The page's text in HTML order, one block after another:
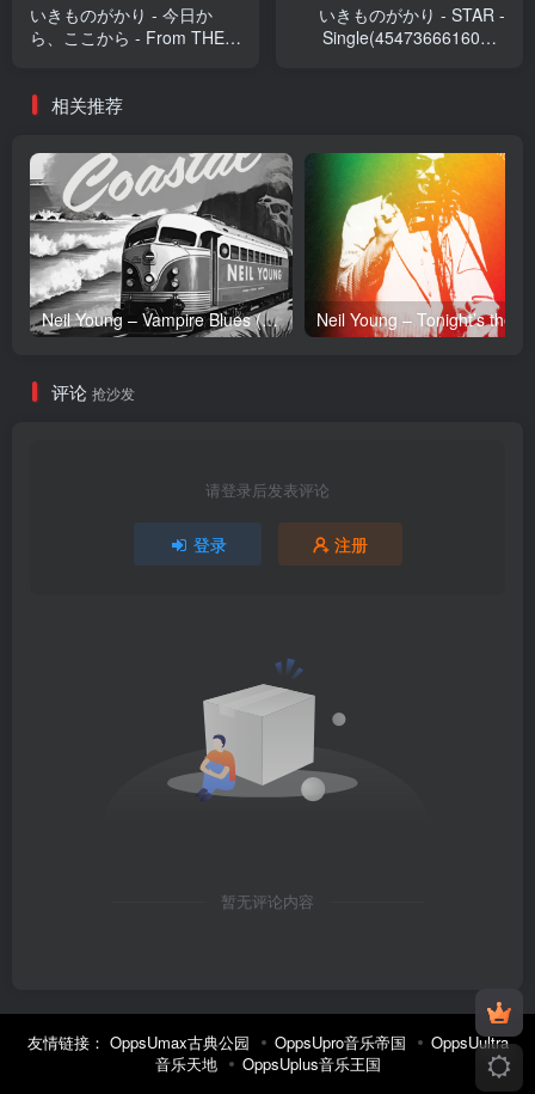
いきものがかり - 今日か
ら、ここから - From THE
【24bit／48.0kHz】日本区
いきものがかり - STAR -
Single(4547366616002)
相关推荐
Neil Young – Vampire Blues (Live) – Single(054391239303)【24bit／96.0kHz】土耳其区
评论 抢沙发
请登录后发表评论
登录 注册
暂无评论内容
友情链接： OppsUmax古典公园 OppsUpro音乐帝国
OppsUultra
音乐天地
OppsUplus音乐王国